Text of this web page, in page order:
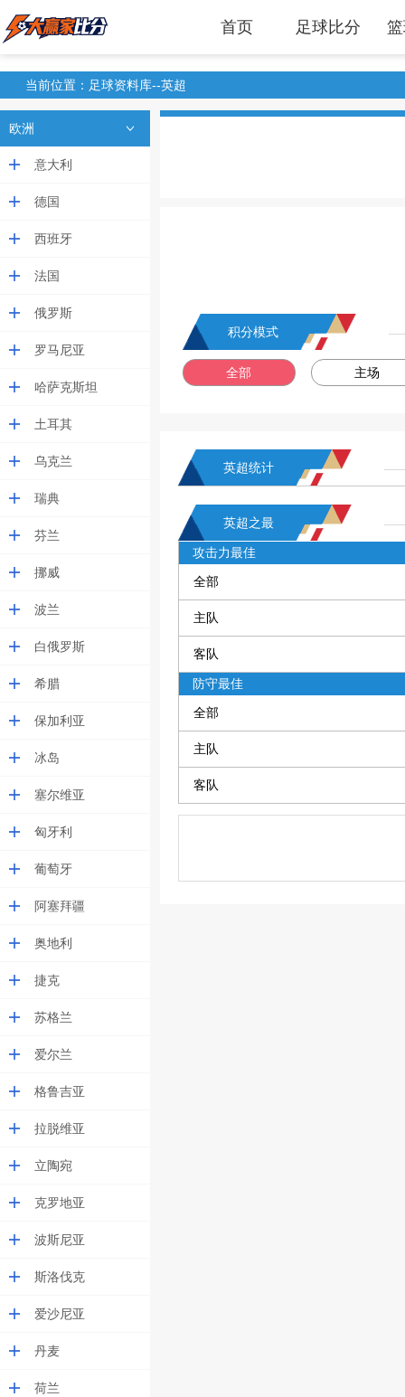
首页 足球比分
当前位置：足球资料库--英超
欧洲
意大利
德国
西班牙
法国
俄罗斯
罗马尼亚
哈萨克斯坦
土耳其
乌克兰
瑞典
芬兰
挪威
波兰
白俄罗斯
希腊
保加利亚
冰岛
塞尔维亚
匈牙利
葡萄牙
阿塞拜疆
奥地利
捷克
苏格兰
爱尔兰
格鲁吉亚
拉脱维亚
立陶宛
克罗地亚
波斯尼亚
斯洛伐克
爱沙尼亚
丹麦
荷兰
积分模式
全部 主场
英超统计
英超之最
攻击力最佳
全部
主队
客队
防守最佳
全部
主队
客队